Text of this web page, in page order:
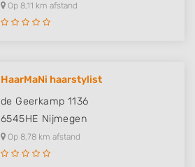
Op 8,11 km afstand
HaarMaNi haarstylist
de Geerkamp 1136
6545HE Nijmegen
Op 8,78 km afstand